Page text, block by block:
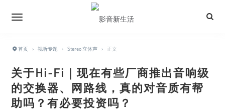
首页 › 视听专题 › Stereo 立体声 › 正文
关于Hi-Fi｜现在有些厂商推出音响级
的交换器、网路线，真的对音质有帮
助吗？有必要投资吗？